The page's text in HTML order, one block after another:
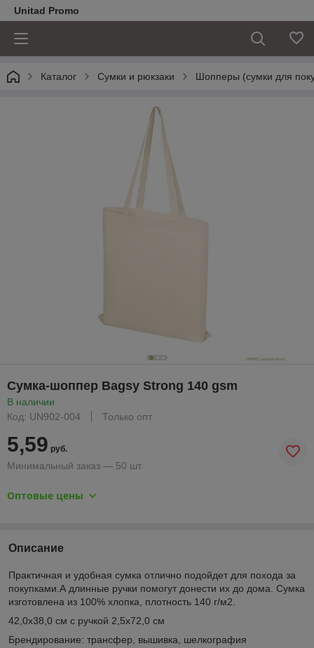
Unitad Promo
Каталог Сумки и рюкзаки Шопперы (сумки для
Сумка-шоппер Bagsy Strong 140 gsm
В наличии
Код: UN902-004
Только опт
5,59 руб.
Минимальный заказ — 50 шт.
Оптовые цены
Описание
Практичная и удобная сумка отлично подойдет для похода за
покупками.А длинные ручки помогут донести их до дома. Сумка
изготовлена из 100% хлопка, плотность 140 г/м2.
42,0x38,0 см с ручкой 2,5x72,0 см
Брендирование: трансфер, вышивка, шелкография